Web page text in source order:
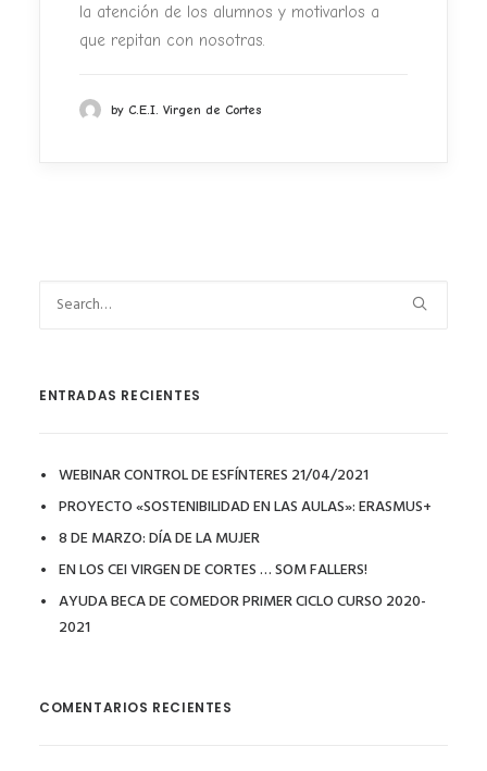
la atención de los alumnos y motivarlos a
que repitan con nosotras.
by C.E.I. Virgen de Cortes
ENTRADAS RECIENTES
WEBINAR CONTROL DE ESFÍNTERES 21/04/2021
PROYECTO «SOSTENIBILIDAD EN LAS AULAS»: ERASMUS+
8 DE MARZO: DÍA DE LA MUJER
EN LOS CEI VIRGEN DE CORTES … SOM FALLERS!
AYUDA BECA DE COMEDOR PRIMER CICLO CURSO 2020-
2021
COMENTARIOS RECIENTES